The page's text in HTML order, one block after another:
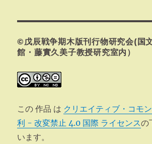
ン
©戊辰戦争期木版刊行物研究会(国
館・藤實久美子教授研究室内）
この 作品 は クリエイティブ・コモ
利 - 改変禁止 4.0 国際 ライセンスの
います。